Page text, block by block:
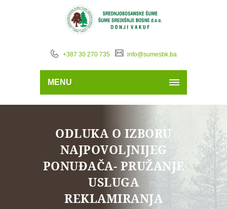
+387 30 270 735 info@sumesbk.ba
MENU
ODLUKA O IZBORU
NAJPOVOLJNIJEG
PONUĐAČA- PRUŽANJE
USLUGA
REKLAMIRANJA